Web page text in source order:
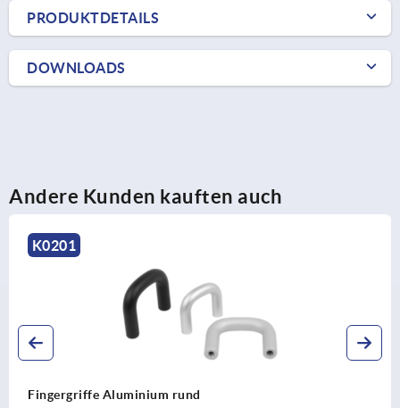
PRODUKTDETAILS
DOWNLOADS
Andere Kunden kauften auch
Bügelgriffe Aluminium quadratisch